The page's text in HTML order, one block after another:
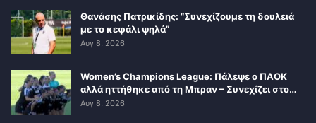
Θανάσης Πατρικίδης: “Συνεχίζουμε τη δουλειά
με το κεφάλι ψηλά”
Αυγ 8, 2026
Women’s Champions League: Πάλεψε ο ΠΑΟΚ
αλλά ηττήθηκε από τη Μπραν – Συνεχίζει στο…
Αυγ 8, 2026